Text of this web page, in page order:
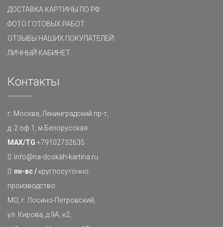
ДОСТАВКА КАРТИНЫ ПО РФ
ФОТО ГОТОВЫХ РАБОТ
ОТЗЫВЫ НАШИХ ПОКУПАТЕЛЕЙ
ЛИЧНЫЙ КАБИНЕТ
Контакты
г. Москва, Ленинградский пр-т,
д. 2 оф.1, м.Белорусская
MAX/TG +79102732635
info@na-doskah-kartina.ru
пн-вс / круглосуточно
производство:
МО, г. Лосино-Петровский,
ул. Кирова, д.9А, к2;